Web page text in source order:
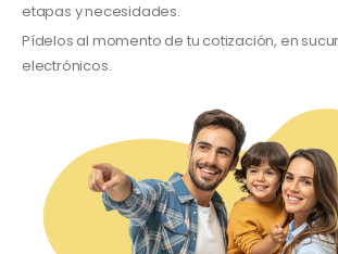
etapas y necesidades.
Pídelos al momento de tu cotización, en
electrónicos.